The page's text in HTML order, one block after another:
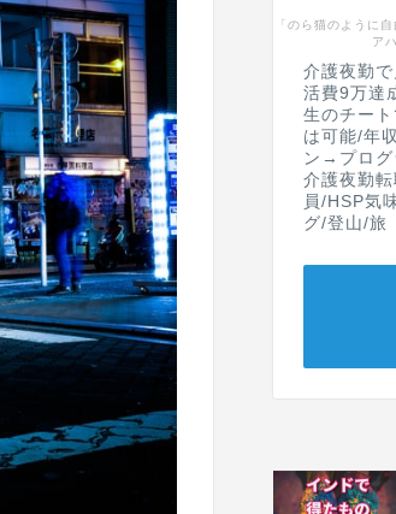
「のら猫のように
ア
介護夜勤
活費9万達
生のチー
は可能/年
ン→プロ
介護夜勤
員/HSP気
グ/登山/旅